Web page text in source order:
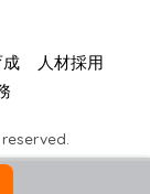
成
人材採用